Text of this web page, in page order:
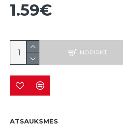
1.59€
NOPIRKT
ATSAUKSMES